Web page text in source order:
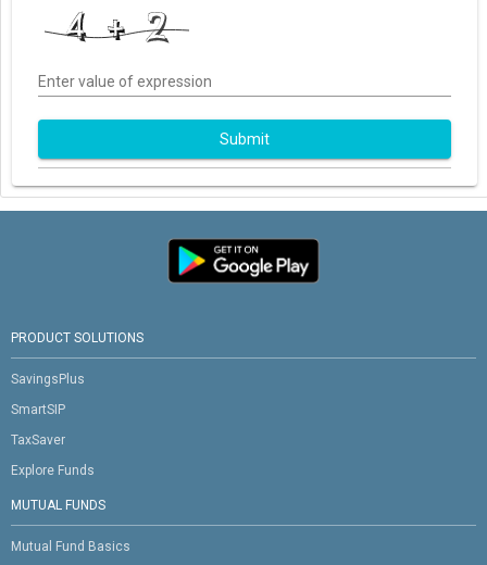
Enter value of expression
Submit
PRODUCT SOLUTIONS
SavingsPlus
SmartSIP
TaxSaver
Explore Funds
MUTUAL FUNDS
Mutual Fund Basics